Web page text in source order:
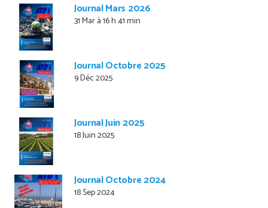
Journal Mars 2026
31 Mar à 16 h 41 min
Journal Octobre 2025
9 Déc 2025
Journal Juin 2025
18 Juin 2025
Journal Octobre 2024
18 Sep 2024